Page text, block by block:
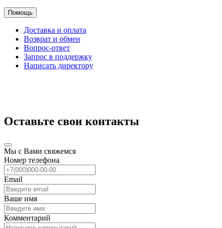
Помощь
Доставка и оплата
Возврат и обмен
Вопрос-ответ
Запрос в поддержку
Написать директору
Оставьте свои контакты
Мы с Вами свяжемся
Номер телефона
Email
Ваше имя
Комментарий